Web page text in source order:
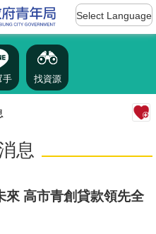
Select Language
手 找資源
息
來 高市青創貸款領先全